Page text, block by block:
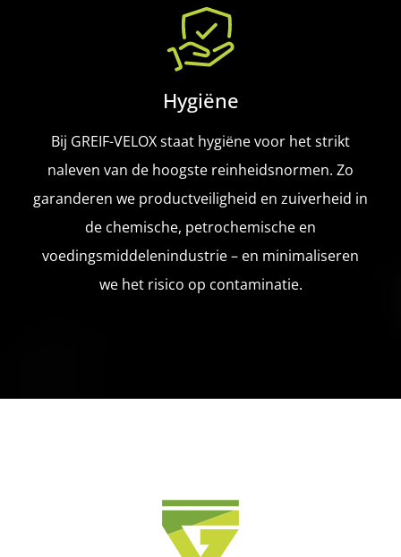
Hygiëne
Bij GREIF-VELOX staat hygiëne voor het strikt
naleven van de hoogste reinheidsnormen. Zo
garanderen we productveiligheid en zuiverheid in
de chemische, petrochemische en
voedingsmiddelenindustrie – en minimaliseren
we het risico op contaminatie.